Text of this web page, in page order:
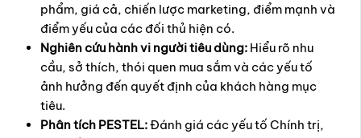
phẩm, giá cả, chiến lược marketing, điểm mạnh và
điểm yếu của các đối thủ hiện có.
Nghiên cứu hành vi người tiêu dùng: Hiểu rõ nhu
cầu, sở thích, thói quen mua sắm và các yếu tố
ảnh hưởng đến quyết định của khách hàng mục
tiêu.
Phân tích PESTEL:Đánh giá các yếu tố Chính trị,